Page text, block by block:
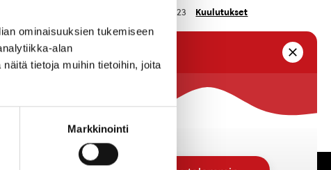
ominaisuuksien tukemiseen
alan
tietoja muihin tietoihin, joita
Markkinointi
19.7.2023 Kuulutukset
tekniselle osastolle
tilapäisestä toiminnasta. Ilmoitus
lauantaina...